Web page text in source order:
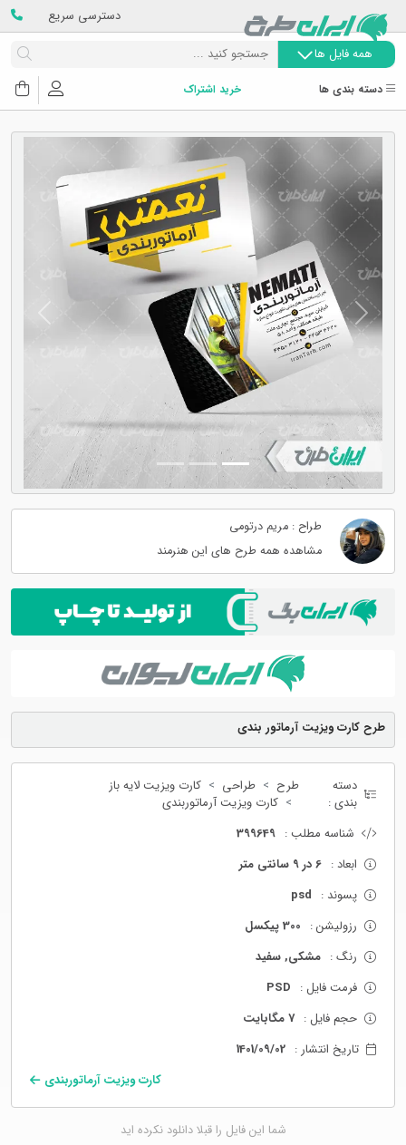
دسترسی سریع
همه فایل ها
دسته بندی ها خرید اشتراک
طرح کارت ویزیت آرماتور بندی
دسته
بندی :
طرح طراحی
کارت ویزیت لایه باز
کارت ویزیت آرماتوربندی
شناسه مطلب : 399649
ابعاد : 6 در 9 سانتی متر
پسوند : psd
رزولیشن : 300 پیکسل
رنگ : مشکی, سفید
فرمت فایل : PSD
حجم فایل : 7 مگابایت
تاریخ انتشار : 1401/09/02
کارت ویزیت آرماتوربندی
شما این فایل را قبلا دانلود نکرده اید
Previous
Next
طراح : مریم درتومی
مشاهده همه طرح های این هنرمند